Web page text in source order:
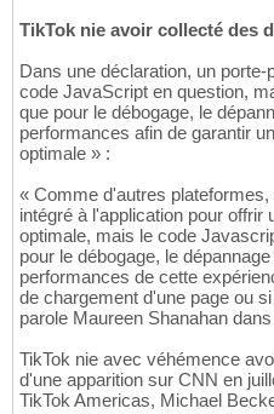
TikTok nie avoir collecté des
Dans une déclaration, un
code JavaScript en question,
que pour le débogage, le
performances afin de garantir
optimale » :
« Comme d'autres
intégré à l'application pour offrir
optimale, mais le code
pour le débogage, le
performances de cette
de chargement d'une page ou
parole Maureen Shanahan
TikTok nie avec véhémence
d'une apparition sur CNN en
TikTok Americas, Michael